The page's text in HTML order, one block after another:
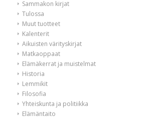
Sammakon kirjat
Tulossa
Muut tuotteet
Kalenterit
Aikuisten värityskirjat
Matkaoppaat
Elämäkerrat ja muistelmat
Historia
Lemmikit
Filosofia
Yhteiskunta ja politiikka
Elämäntaito